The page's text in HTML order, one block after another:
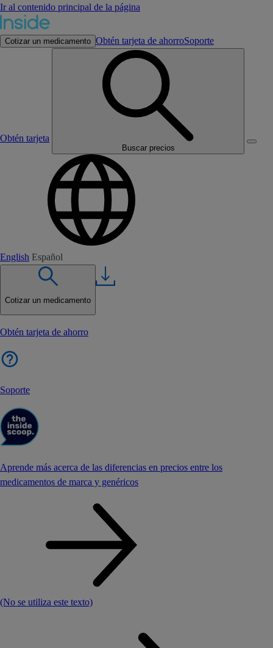
Ir al contenido principal de la página
Cotizar un medicamento Obtén tarjeta de ahorroSoporte
Obtén tarjeta
Buscar precios
English Español
Cotizar un medicamento
Obtén tarjeta de ahorro
Soporte
Aprende más acerca de las diferencias en precios entre los
medicamentos de marca y genéricos
(No se utiliza este texto)